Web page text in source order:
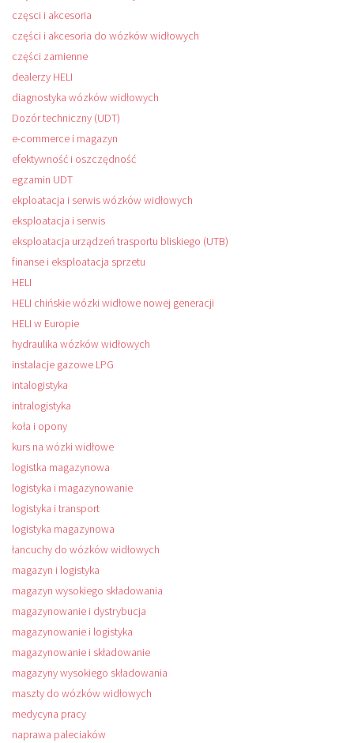
częsci i akcesoria
części i akcesoria do wózków widłowych
części zamienne
dealerzy HELI
diagnostyka wózków widłowych
Dozór techniczny (UDT)
e-commerce i magazyn
efektywność i oszczędność
egzamin UDT
ekploatacja i serwis wózków widłowych
eksploatacja i serwis
eksploatacja urządzeń trasportu bliskiego (UTB)
finanse i eksploatacja sprzetu
HELI
HELI chińskie wózki widłowe nowej generacji
HELI w Europie
hydraulika wózków widłowych
instalacje gazowe LPG
intalogistyka
intralogistyka
koła i opony
kurs na wózki widłowe
logistka magazynowa
logistyka i magazynowanie
logistyka i transport
logistyka magazynowa
łancuchy do wózków widłowych
magazyn i logistyka
magazyn wysokiego składowania
magazynowanie i dystrybucja
magazynowanie i logistyka
magazynowanie i składowanie
magazyny wysokiego składowania
maszty do wózków widłowych
medycyna pracy
naprawa paleciaków